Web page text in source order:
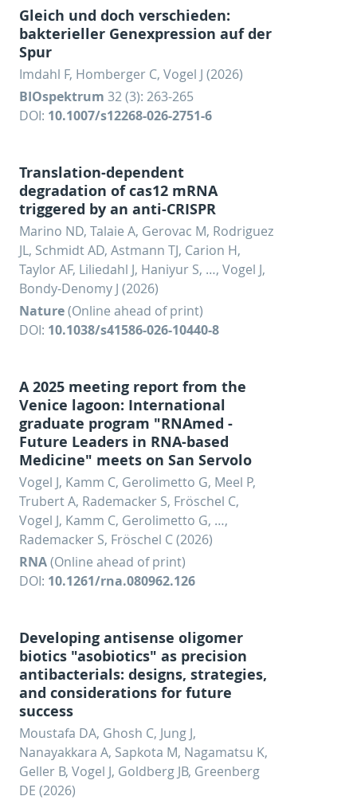
Gleich und doch verschieden:
bakterieller Genexpression auf der
Spur
Imdahl F, Homberger C, Vogel J (2026)
BIOspektrum 32 (3): 263-265
DOI: 10.1007/s12268-026-2751-6
Translation-dependent
degradation of cas12 mRNA
triggered by an anti-CRISPR
Marino ND, Talaie A, Gerovac M, Rodriguez
JL, Schmidt AD, Astmann TJ, Carion H,
Taylor AF, Liliedahl J, Haniyur S, …, Vogel J,
Bondy-Denomy J (2026)
Nature(Online ahead of print)
DOI: 10.1038/s41586-026-10440-8
A 2025 meeting report from the
Venice lagoon: International
graduate program "RNAmed -
Future Leaders in RNA-based
Medicine" meets on San Servolo
Vogel J, Kamm C, Gerolimetto G, Meel P,
Trubert A, Rademacker S, Fröschel C,
Vogel J, Kamm C, Gerolimetto G, …,
Rademacker S, Fröschel C (2026)
RNA(Online ahead of print)
DOI: 10.1261/rna.080962.126
Developing antisense oligomer
biotics "asobiotics" as precision
antibacterials: designs, strategies,
and considerations for future
success
Moustafa DA, Ghosh C, Jung J,
Nanayakkara A, Sapkota M, Nagamatsu K,
Geller B, Vogel J, Goldberg JB, Greenberg
DE (2026)